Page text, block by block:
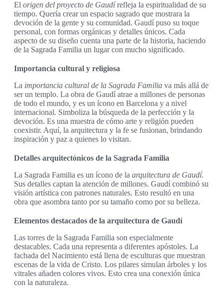
El origen del proyecto de Gaudírefleja la espiritualidad de su
tiempo. Quería crear un espacio sagrado que mostrara la
devoción de la gente y su comunidad. Gaudí puso su toque
personal, con formas orgánicas y detalles únicos. Cada
aspecto de su diseño cuenta una parte de la historia, haciendo
de la Sagrada Familia un lugar con mucho significado.
Importancia cultural y religiosa
La importancia cultural de la Sagrada Familia va más allá de
ser un templo. La obra de Gaudí atrae a millones de personas
de todo el mundo, y es un ícono en Barcelona y a nivel
internacional. Simboliza la búsqueda de la perfección y la
devoción. Es una muestra de cómo arte y religión pueden
coexistir. Aquí, la arquitectura y la fe se fusionan, brindando
inspiración y paz a quienes lo visitan.
Detalles arquitectónicos de la Sagrada Familia
La Sagrada Familia es un ícono de la arquitectura de Gaudí.
Sus detalles captan la atención de millones. Gaudí combinó su
visión artística con patrones naturales. Esto resultó en una
obra que asombra tanto por su tamaño como por su belleza.
Elementos destacados de la arquitectura de Gaudí
Las torres de la Sagrada Familia son especialmente
destacables. Cada una representa a diferentes apóstoles. La
fachada del Nacimiento está llena de esculturas que muestran
escenas de la vida de Cristo. Los pilares simulan árboles y los
vitrales añaden colores vivos. Esto crea una conexión única
con la naturaleza.